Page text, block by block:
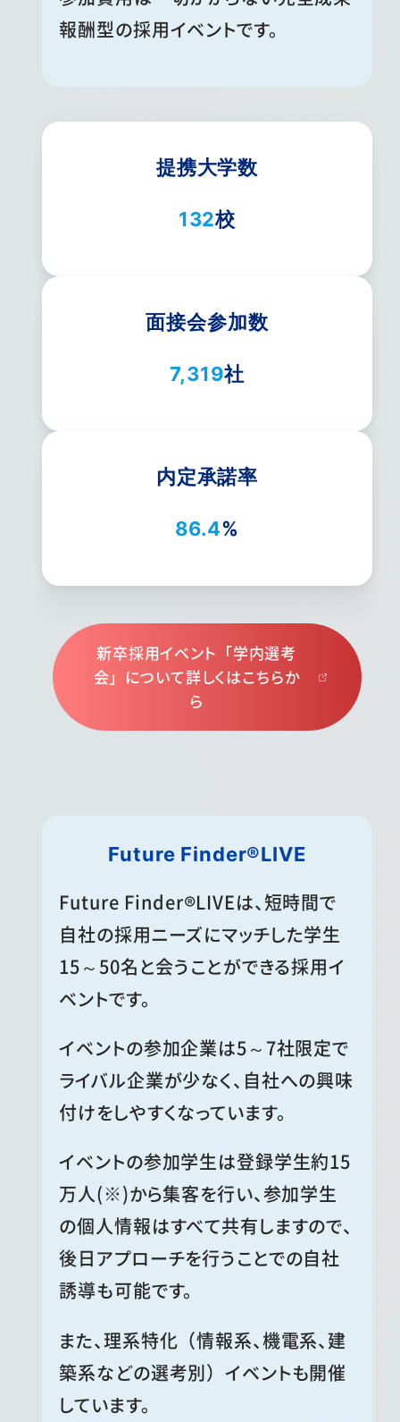
報酬型の採用イベントです。
提携大学数
132校
面接会参加数
7,319社
内定承諾率
86.4%
新卒採用イベント「学内選考
会」について詳しくはこちらか
ら
Future Finder®LIVE
Future Finder®LIVEは、短時間で
自社の採用ニーズにマッチした学生
15～50名と会うことができる採用イ
ベントです。
イベントの参加企業は5～7社限定で
ライバル企業が少なく、自社への興味
付けをしやすくなっています。
イベントの参加学生は登録学生約15
万人(※)から集客を行い、参加学生
の個人情報はすべて共有しますので、
後日アプローチを行うことでの自社
誘導も可能です。
また、理系特化（情報系、機電系、建
築系などの選考別）イベントも開催
しています。